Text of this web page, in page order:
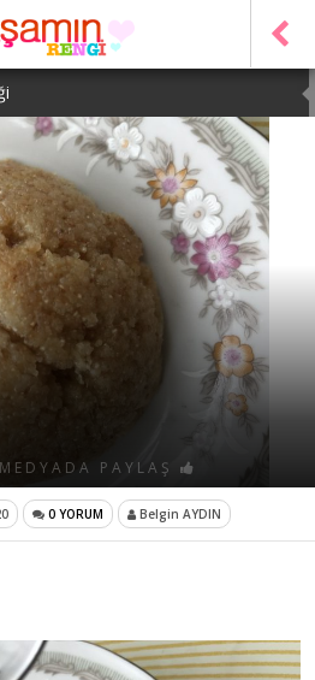
PAYLAŞ
0 YORUM Belgin AYDIN